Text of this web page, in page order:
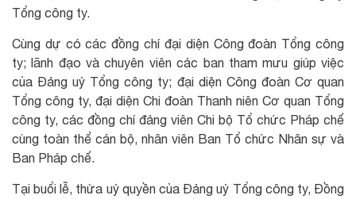
Tổng công ty.
Cùng dự có các đồng chí đại diện Công đoàn Tổng công
ty; lãnh đạo và chuyên viên các ban tham mưu giúp việc
của Đảng uỷ Tổng công ty; đại diện Công đoàn Cơ quan
Tổng công ty, đại diện Chi đoàn Thanh niên Cơ quan Tổng
công ty, các đồng chí đảng viên Chi bộ Tổ chức Pháp chế
cùng toàn thể cán bộ, nhân viên Ban Tổ chức Nhân sự và
Ban Pháp chế.
Tại buổi lễ, thừa uỷ quyền của Đảng uỷ Tổng công ty, Đồng